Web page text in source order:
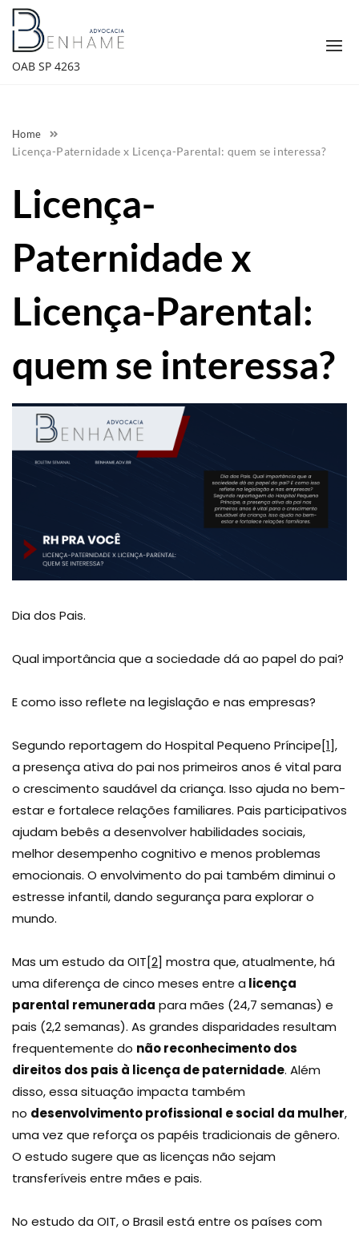
Skip
content
OAB SP 4263
Home
Licença-Paternidade x Licença-Parental: quem se interessa?
Licença-
Paternidade x
Licença-Parental:
quem se interessa?
Dia dos Pais.
Qual importância que a sociedade dá ao papel do pai?
E como isso reflete na legislação e nas empresas?
Segundo reportagem do Hospital Pequeno Príncipe[1],
a presença ativa do pai nos primeiros anos é vital para
o crescimento saudável da criança. Isso ajuda no bem-
estar e fortalece relações familiares. Pais participativos
ajudam bebês a desenvolver habilidades sociais,
melhor desempenho cognitivo e menos problemas
emocionais. O envolvimento do pai também diminui o
estresse infantil, dando segurança para explorar o
mundo.
Mas um estudo da OIT[2] mostra que, atualmente, há
uma diferença de cinco meses entre a licença
parental remunerada para mães (24,7 semanas) e
pais (2,2 semanas). As grandes disparidades resultam
frequentemente do não reconhecimento dos
direitos dos pais à licença de paternidade. Além
disso, essa situação impacta também
no desenvolvimento profissional e social da mulher,
uma vez que reforça os papéis tradicionais de gênero.
O estudo sugere que as licenças não sejam
transferíveis entre mães e pais.
No estudo da OIT, o Brasil está entre os países com